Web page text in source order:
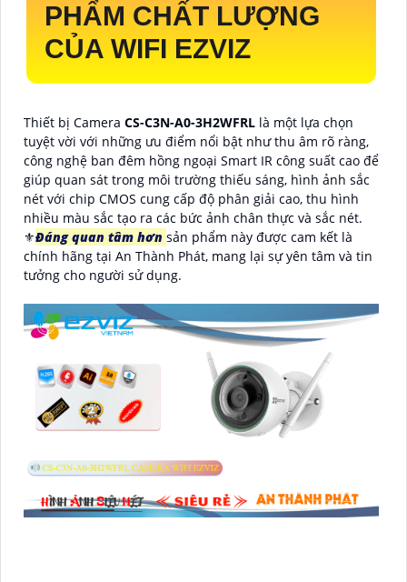
PHẨM CHẤT LƯỢNG
CỦA WIFI EZVIZ
Thiết bị Camera CS-C3N-A0-3H2WFRL là một lựa chọn
tuyệt vời với những ưu điểm nổi bật như thu âm rõ ràng,
công nghệ ban đêm hồng ngoại Smart IR công suất cao để
giúp quan sát trong môi trường thiếu sáng, hình ảnh sắc
nét với chip CMOS cung cấp độ phân giải cao, thu hình
nhiều màu sắc tạo ra các bức ảnh chân thực và sắc nét.
⚜️Đáng quan tâm hơn sản phẩm này được cam kết là
chính hãng tại An Thành Phát, mang lại sự yên tâm và tin
tưởng cho người sử dụng.